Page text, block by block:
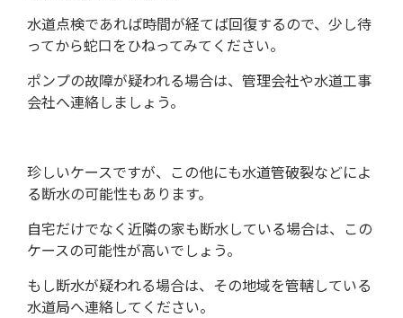
水道点検であれば時間が経てば回復するので、少し待
ってから蛇口をひねってみてください。
ポンプの故障が疑われる場合は、管理会社や水道工事
会社へ連絡しましょう。
珍しいケースですが、この他にも水道管破裂などによ
る断水の可能性もあります。
自宅だけでなく近隣の家も断水している場合は、この
ケースの可能性が高いでしょう。
もし断水が疑われる場合は、その地域を管轄している
水道局へ連絡してください。